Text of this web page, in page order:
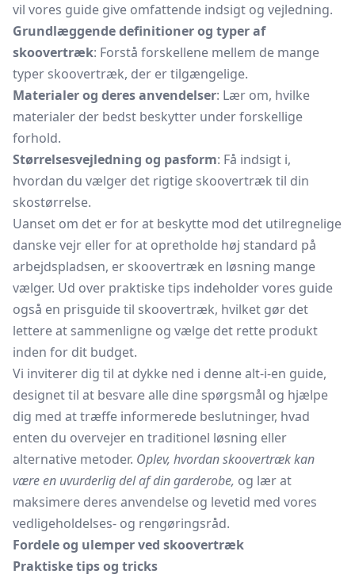
vil vores guide give omfattende indsigt og vejledning.
Grundlæggende definitioner og typer af
skoovertræk: Forstå forskellene mellem de mange
typer skoovertræk, der er tilgængelige.
Materialer og deres anvendelser: Lær om, hvilke
materialer der bedst beskytter under forskellige
forhold.
Størrelsesvejledning og pasform: Få indsigt i,
hvordan du vælger det rigtige skoovertræk til din
skostørrelse.
Uanset om det er for at beskytte mod det utilregnelige
danske vejr eller for at opretholde høj standard på
arbejdspladsen, er skoovertræk en løsning mange
vælger. Ud over praktiske tips indeholder vores guide
også en prisguide til skoovertræk, hvilket gør det
lettere at sammenligne og vælge det rette produkt
inden for dit budget.
Vi inviterer dig til at dykke ned i denne alt-i-en guide,
designet til at besvare alle dine spørgsmål og hjælpe
dig med at træffe informerede beslutninger, hvad
enten du overvejer en traditionel løsning eller
alternative metoder. Oplev, hvordan skoovertræk kan
være en uvurderlig del af din garderobe, og lær at
maksimere deres anvendelse og levetid med vores
vedligeholdelses- og rengøringsråd.
Fordele og ulemper ved skoovertræk
Praktiske tips og tricks